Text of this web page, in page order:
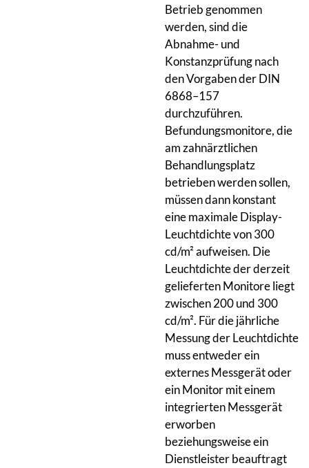
Betrieb genommen
werden, sind die
Abnahme- und
Konstanzprüfung nach
den Vorgaben der DIN
6868–157
durchzuführen.
Befundungsmonitore, die
am zahnärztlichen
Behandlungsplatz
betrieben werden sollen,
müssen dann konstant
eine maximale Display-
Leuchtdichte von 300
cd/m² aufweisen. Die
Leuchtdichte der derzeit
gelieferten Monitore liegt
zwischen 200 und 300
cd/m². Für die jährliche
Messung der Leuchtdichte
muss entweder ein
externes Messgerät oder
ein Monitor mit einem
integrierten Messgerät
erworben
beziehungsweise ein
Dienstleister beauftragt